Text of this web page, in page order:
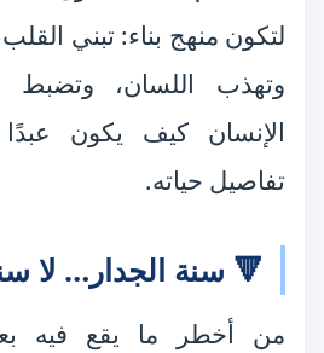
لتكون منهج بناء: تبني
وتهذب اللسان، وتضبط
الإنسان كيف يكون
تفاصيل حياته.
🔻 سنة الجدار… لا
من أخطر ما يقع فيه